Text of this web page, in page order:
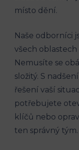
⁤místo dění. ⁤
Naše ⁤odborníci
všech oblastech‍
Nemusíte ⁣se
složitý.​ S
řešení vaší
potřebujete⁣
klíčů nebo
ten správný ⁢tým.